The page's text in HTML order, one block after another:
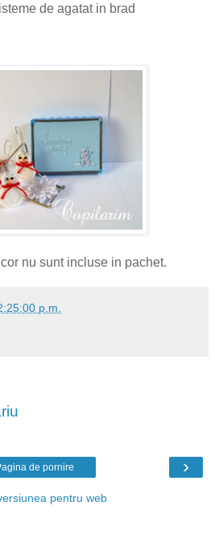
de agatat in brad
nu sunt incluse in pachet.
p.m.
›
de pornire
pentru web